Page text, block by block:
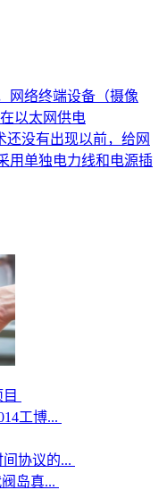
网络终端设备（摄像
以太网供电
还没有出现以前，给网
用单独电力线和电源插
工博...
协议的...
岛真...